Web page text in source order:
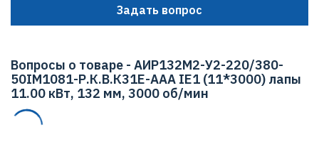
Задать вопрос
Вопросы о товаре - АИР132М2-У2-220/380-
50IМ1081-Р.К.В.К31Е-ААА IЕ1 (11*3000) лапы
11.00 кВт, 132 мм, 3000 об/мин